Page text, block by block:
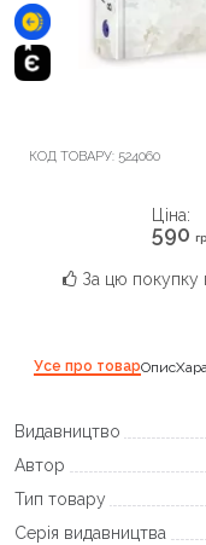
КОД ТОВАРУ: 524060
Ціна:
590
За цю покупку
Усе про товарОпис
Видавництво
Автор
Тип товару
Серія видавництва